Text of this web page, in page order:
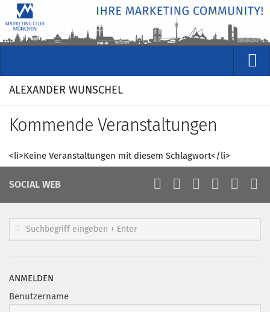
VERANSTALTUNGEN
Rückblicke
STUDIO
Clubführung
ALEXANDER WUNSCHEL
Kommende Veranstaltungen
<li>Keine Veranstaltungen mit diesem Schlagwort</li>
SOCIAL WEB
ANMELDEN
Benutzername